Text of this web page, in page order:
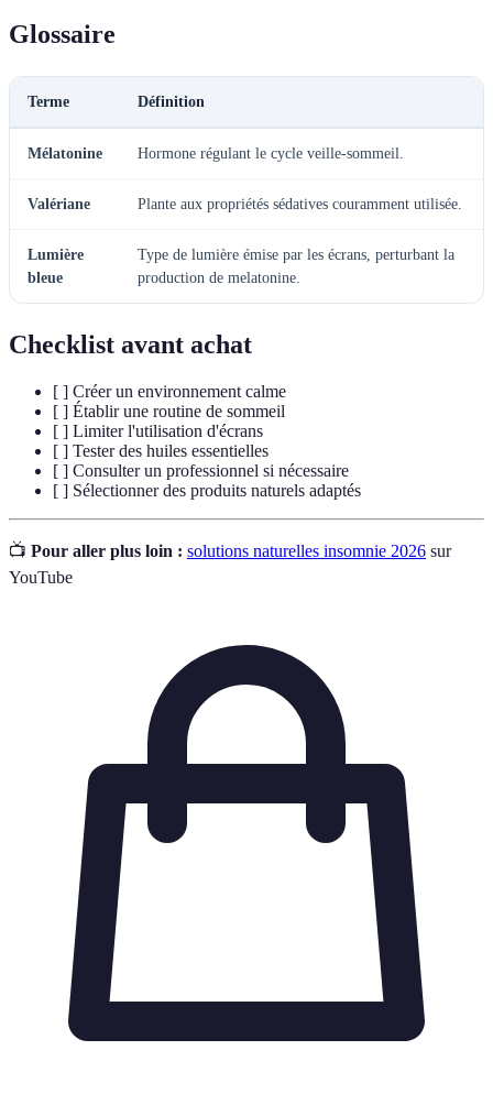
Glossaire
Terme Définition
Mélatonine Hormone régulant le cycle veille-sommeil.
Valériane Plante aux propriétés sédatives couramment utilisée.
Lumière
bleue
Type de lumière émise par les écrans, perturbant la
production de melatonine.
Checklist avant achat
[ ] Créer un environnement calme
[ ] Établir une routine de sommeil
[ ] Limiter l'utilisation d'écrans
[ ] Tester des huiles essentielles
[ ] Consulter un professionnel si nécessaire
[ ] Sélectionner des produits naturels adaptés
📺 Pour aller plus loin : solutions naturelles insomnie 2026 sur
YouTube